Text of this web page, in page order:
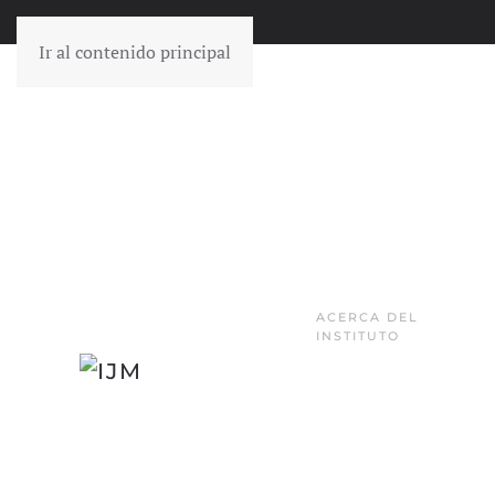
Ir al contenido principal
ACERCA DEL
INSTITUTO